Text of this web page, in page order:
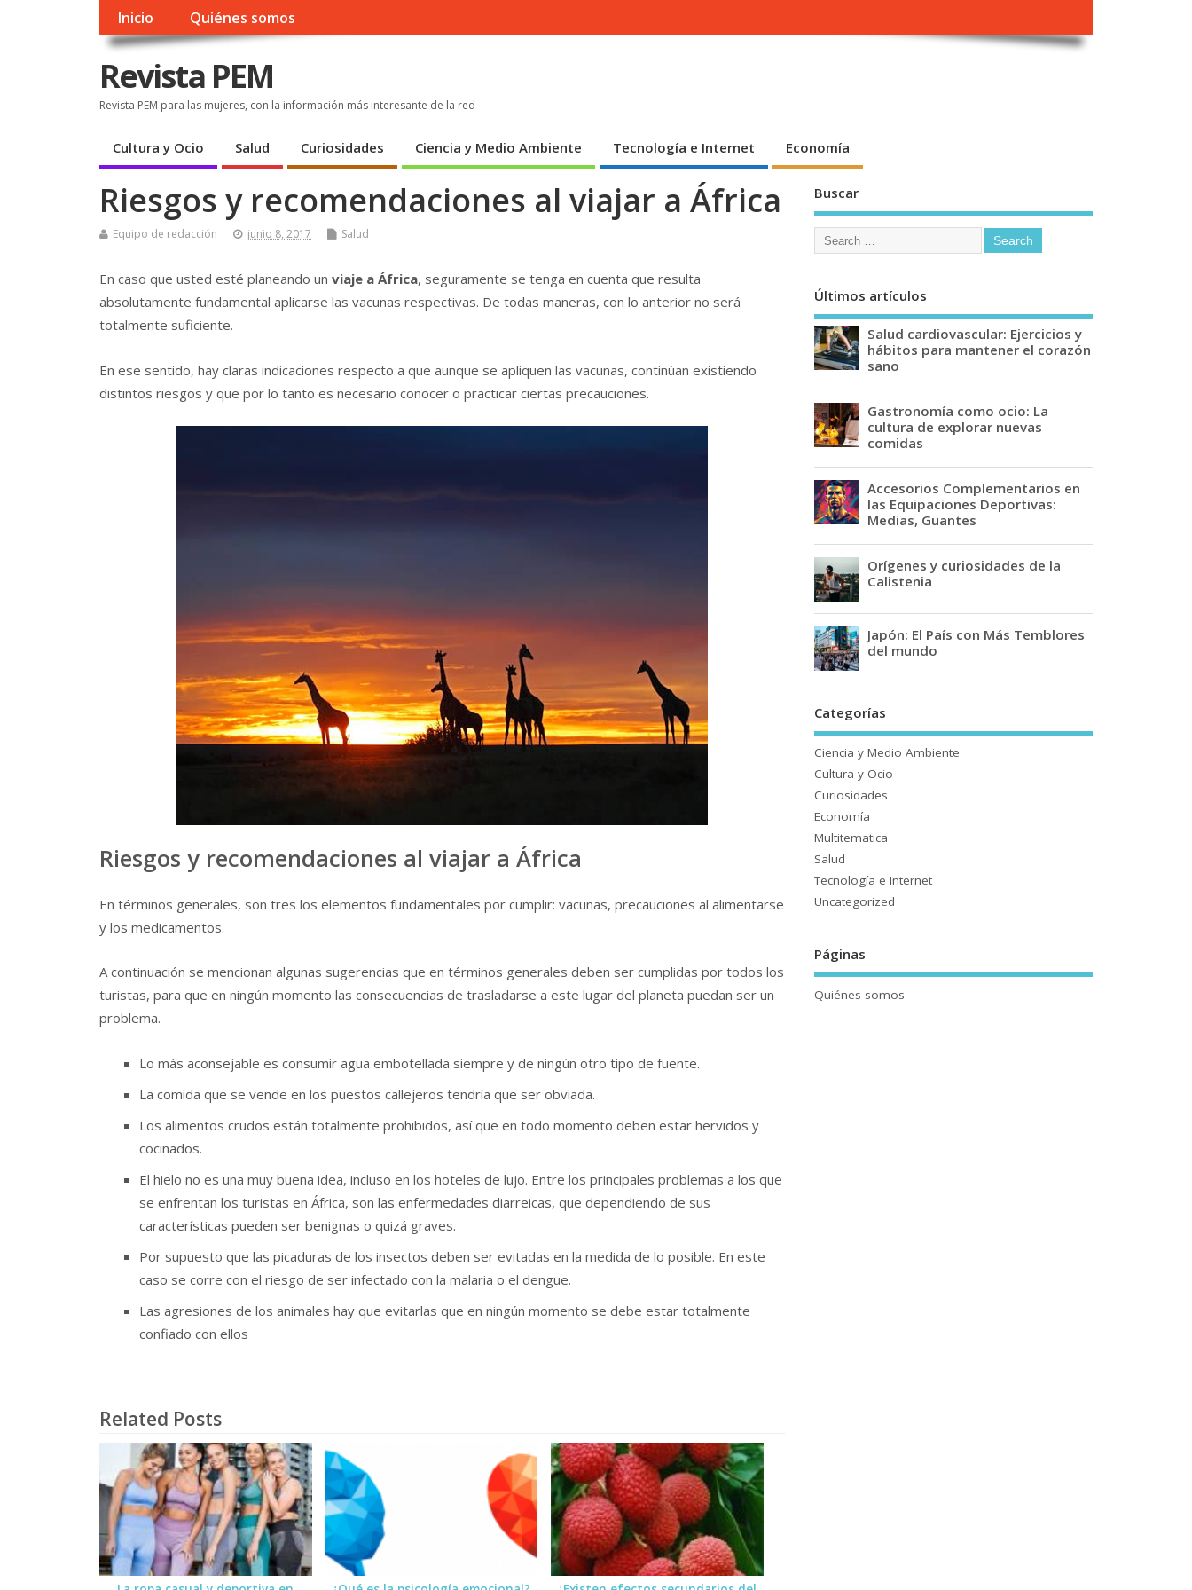
Inicio Quiénes somos
Revista PEM
Revista PEM para las mujeres, con la información más interesante de la red
Cultura y Ocio Salud Curiosidades Ciencia y Medio Ambiente Tecnología e Internet Economía
Riesgos y recomendaciones al viajar a África
Equipo de redacción junio 8, 2017 Salud
En caso que usted esté planeando un viaje a África, seguramente se tenga en cuenta que resulta
absolutamente fundamental aplicarse las vacunas respectivas. De todas maneras, con lo anterior no será
totalmente suficiente.
En ese sentido, hay claras indicaciones respecto a que aunque se apliquen las vacunas, continúan existiendo
distintos riesgos y que por lo tanto es necesario conocer o practicar ciertas precauciones.
Riesgos y recomendaciones al viajar a África
En términos generales, son tres los elementos fundamentales por cumplir: vacunas, precauciones al alimentarse
y los medicamentos.
A continuación se mencionan algunas sugerencias que en términos generales deben ser cumplidas por todos los
turistas, para que en ningún momento las consecuencias de trasladarse a este lugar del planeta puedan ser un
problema.
Lo más aconsejable es consumir agua embotellada siempre y de ningún otro tipo de fuente.
La comida que se vende en los puestos callejeros tendría que ser obviada.
Los alimentos crudos están totalmente prohibidos, así que en todo momento deben estar hervidos y
cocinados.
El hielo no es una muy buena idea, incluso en los hoteles de lujo. Entre los principales problemas a los que
se enfrentan los turistas en África, son las enfermedades diarreicas, que dependiendo de sus
características pueden ser benignas o quizá graves.
Por supuesto que las picaduras de los insectos deben ser evitadas en la medida de lo posible. En este
caso se corre con el riesgo de ser infectado con la malaria o el dengue.
Las agresiones de los animales hay que evitarlas que en ningún momento se debe estar totalmente
confiado con ellos
Related Posts
Buscar
Últimos artículos
Salud cardiovascular: Ejercicios y
hábitos para mantener el corazón
sano
Gastronomía como ocio: La
cultura de explorar nuevas
comidas
Accesorios Complementarios en
las Equipaciones Deportivas:
Medias, Guantes
Orígenes y curiosidades de la
Calistenia
Japón: El País con Más Temblores
del mundo
Categorías
Ciencia y Medio Ambiente
Cultura y Ocio
Curiosidades
Economía
Multitematica
Salud
Tecnología e Internet
Uncategorized
Páginas
Quiénes somos